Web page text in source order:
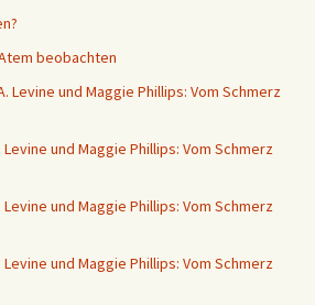
beobachten
Levine und Maggie Phillips: Vom Schmerz
und Maggie Phillips: Vom Schmerz
und Maggie Phillips: Vom Schmerz
und Maggie Phillips: Vom Schmerz